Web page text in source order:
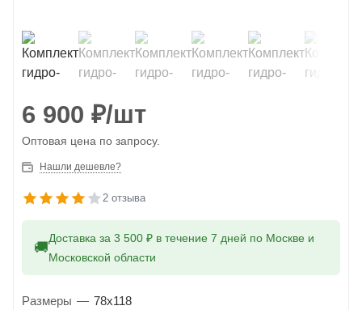
6 900 ₽/шт
Оптовая цена по запросу.
Нашли дешевле?
2 отзыва
🚚
Доставка за 3 500 ₽ в течение 7 дней по Москве и
Московской области
Размеры — 78x118